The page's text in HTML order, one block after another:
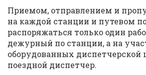
Приемом, отправлением и
на каждой станции и путевом
распоряжаться только один
дежурный по станции, а на
оборудованных диспетчерской
поездной диспетчер.